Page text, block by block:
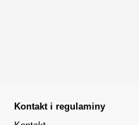
Kontakt i regulaminy